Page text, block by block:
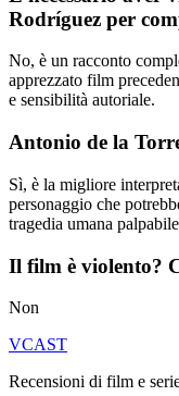
Rodríguez per
No, è un racconto
apprezzato film
e sensibilità autoriale.
Antonio de la
Sì, è la migliore
personaggio che
tragedia umana
Il film è violento?
Non
VCAST
Recensioni di film e